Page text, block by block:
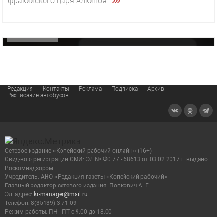
«Звезда» Метрана стала главным героем нового
Редакция Контакты Реклама Подписка
Архив
Расписание автобусов
Сетевое издание «Копейский рабочий онлайн» (16+)
Cвид-во о регистрации СМИ: ЭЛ № ФС 77 - 68613 от 03.02.2017 г. выдано
Роскомнадзором
Учредитель: АНО «Редакция газеты «Копейский рабочий»
Главный редактор сетевого издания: Попкович А. Г.
Эл. адрес: kr-manager@mail.ru
Телефон: 8(35139) 3-71-09
Режим работы: ПН - ПТ с 9:00 до 18:00